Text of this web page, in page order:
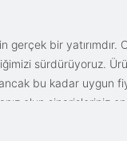
gerçek bir
sürdürüyoruz.
bu kadar uygun
olun siparişleriniz